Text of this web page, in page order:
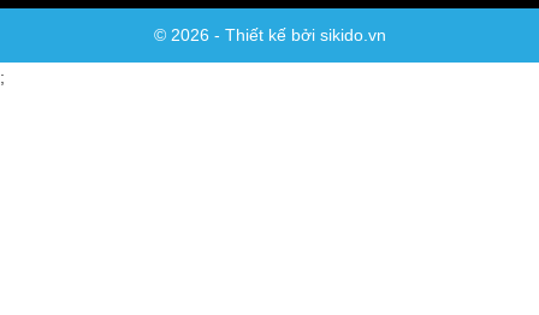
© 2026 - Thiết kế bởi sikido.vn
;